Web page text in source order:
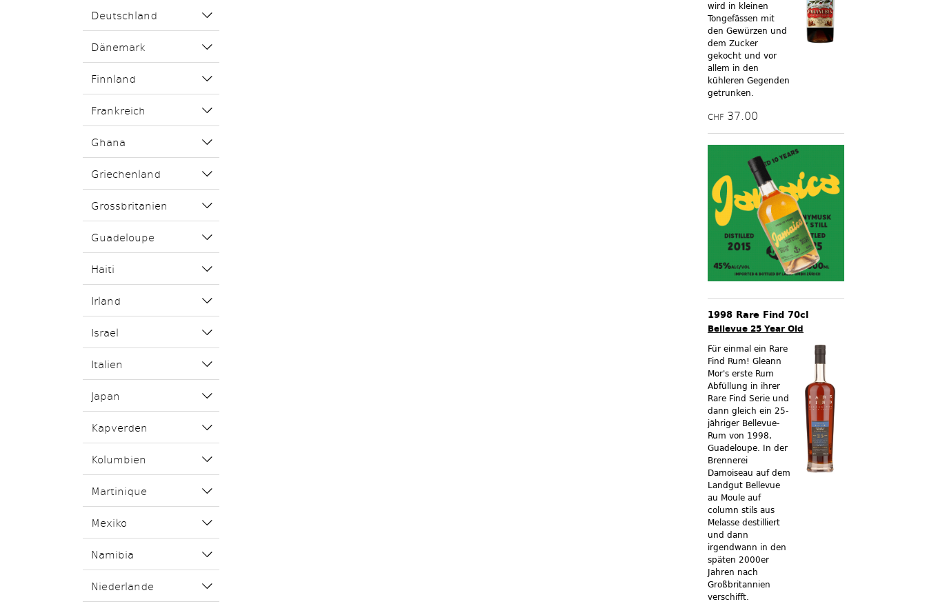
Deutschland
Dänemark
Finnland
Frankreich
Ghana
Griechenland
Grossbritanien
Guadeloupe
Haiti
Irland
Israel
Italien
Japan
Kapverden
Kolumbien
Martinique
Mexiko
Namibia
Niederlande
wird in kleinen
Tongefässen mit
den Gewürzen und
dem Zucker
gekocht und vor
allem in den
kühleren Gegenden
getrunken.
CHF 37.00
1998 Rare Find 70cl
Bellevue 25 Year Old
Für einmal ein Rare
Find Rum! Gleann
Mor's erste Rum
Abfüllung in ihrer
Rare Find Serie und
dann gleich ein 25-
jähriger Bellevue-
Rum von 1998,
Guadeloupe. In der
Brennerei
Damoiseau auf dem
Landgut Bellevue
au Moule auf
column stils aus
Melasse destilliert
und dann
irgendwann in den
späten 2000er
Jahren nach
Großbritannien
verschifft.